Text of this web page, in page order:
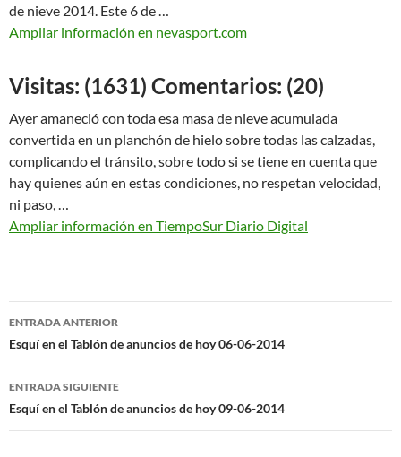
de nieve 2014. Este 6 de …
Ampliar información en nevasport.com
Visitas: (1631) Comentarios: (20)
Ayer amaneció con toda esa masa de nieve acumulada
convertida en un planchón de hielo sobre todas las calzadas,
complicando el tránsito, sobre todo si se tiene en cuenta que
hay quienes aún en estas condiciones, no respetan velocidad,
ni paso, …
Ampliar información en TiempoSur Diario Digital
Navegación
de
entradas
ENTRADA ANTERIOR
Esquí en el Tablón de anuncios de hoy 06-06-2014
ENTRADA SIGUIENTE
Esquí en el Tablón de anuncios de hoy 09-06-2014